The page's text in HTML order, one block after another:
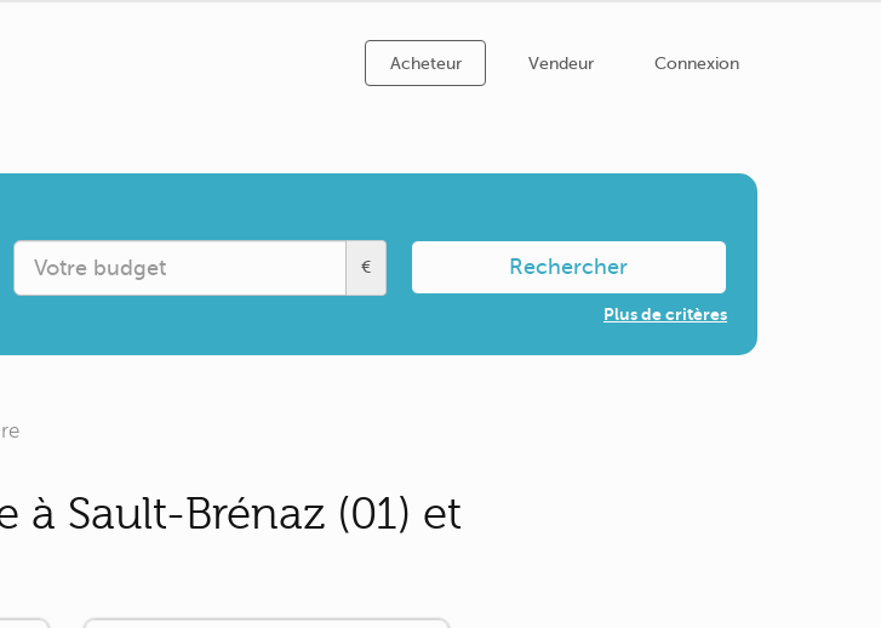
Acheteur Vendeur Connexion
€ Rechercher
Plus de critères
à Sault-Brénaz (01) et